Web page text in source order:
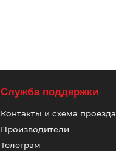
Служба поддержки
Контакты и схема проезда
Производители
Телеграм